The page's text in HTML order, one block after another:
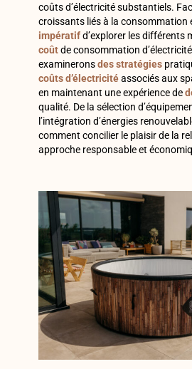
coûts d’électricité substantiels.
croissants liés à la consommation
impératifd’explorer les différents
coûtde consommation
examineronsdes stratégies
coûts d’électricitéassociés aux
en maintenant une expérience de
qualité. De la sélection
l’intégration d’énergies
comment concilier le plaisir de la
approche responsable et